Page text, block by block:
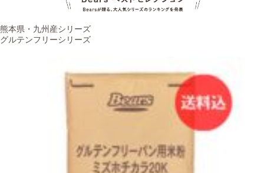
熊本県・九州産シリーズ
グルテンフリーシリーズ